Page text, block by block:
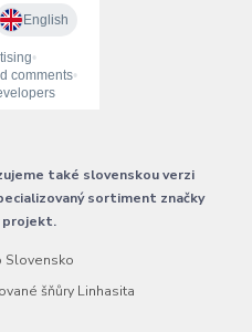
také slovenskou verzi
sortiment značky
projekt.
Slovensko
šňůry Linhasita